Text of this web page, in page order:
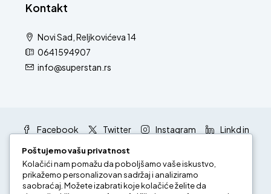
Kontakt
Novi Sad, Reljkovićeva 14
0641594907
info@superstan.rs
Facebook Twitter Instagram
Linkd in
Google +
Poštujemo vašu privatnost
Kolačići nam pomažu da poboljšamo vaše iskustvo,
prikažemo personalizovan sadržaj i analiziramo
saobraćaj. Možete izabrati koje kolačiće želite da